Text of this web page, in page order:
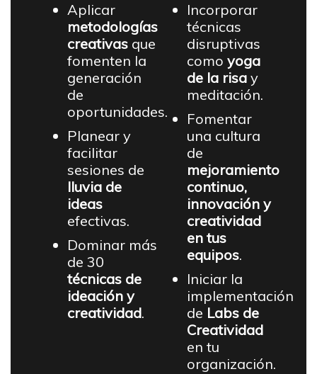
Aplicar
metodologías
creativas que
fomenten la
generación
de
oportunidades.
Planear y
facilitar
sesiones de
lluvia de
ideas
efectivas.
Dominar más
de 30
técnicas de
ideación y
creatividad.
Incorporar
técnicas
disruptivas
como yoga
de la risa y
meditación.
Fomentar
una cultura
de
mejoramiento
continuo,
innovación y
creatividad
en tus
equipos.
Iniciar la
implementación
de Labs de
Creatividad
en tu
organización.